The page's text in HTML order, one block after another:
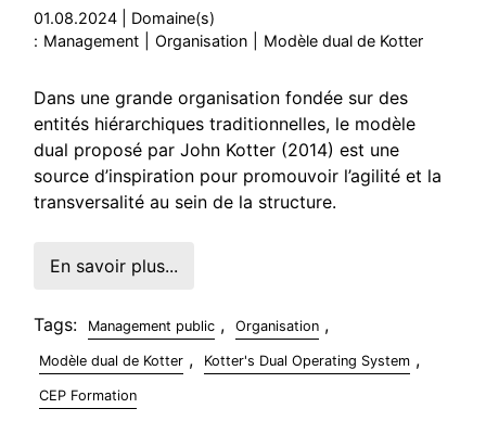
01.08.2024 | Domaine(s)
: Management Organisation Modèle dual de Kotter
Dans une grande organisation fondée sur des
entités hiérarchiques traditionnelles, le modèle
dual proposé par John Kotter (2014) est une
source d’inspiration pour promouvoir l’agilité et la
transversalité au sein de la structure.
En savoir plus...
Tags: Management public , Organisation ,
Modèle dual de Kotter , Kotter's Dual Operating System ,
CEP Formation